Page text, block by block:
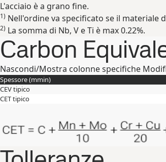
L'acciaio è a grano fine.
1) Nell'ordine va specificato se il materiale
2) La somma di Nb, V e Ti è max 0.22%.
Carbon
Nascondi/Mostra colonne specifiche
Spessore (mmin)
CEV tipico
CET tipico